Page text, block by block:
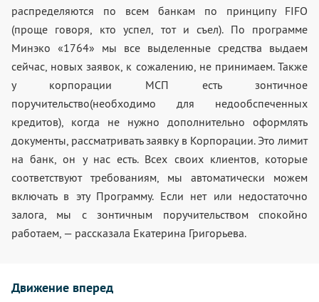
распределяются по всем банкам по принципу FIFO
(проще говоря, кто успел, тот и съел). По программе
Минэко «1764» мы все выделенные средства выдаем
сейчас, новых заявок, к сожалению, не принимаем. Также
у корпорации МСП есть зонтичное
поручительство(необходимо для недообспеченных
кредитов), когда не нужно дополнительно оформлять
документы, рассматривать заявку в Корпорации. Это лимит
на банк, он у нас есть. Всех своих клиентов, которые
соответствуют требованиям, мы автоматически можем
включать в эту Программу. Если нет или недостаточно
залога, мы с зонтичным поручительством спокойно
работаем, — рассказала Екатерина Григорьева.
Движение вперед